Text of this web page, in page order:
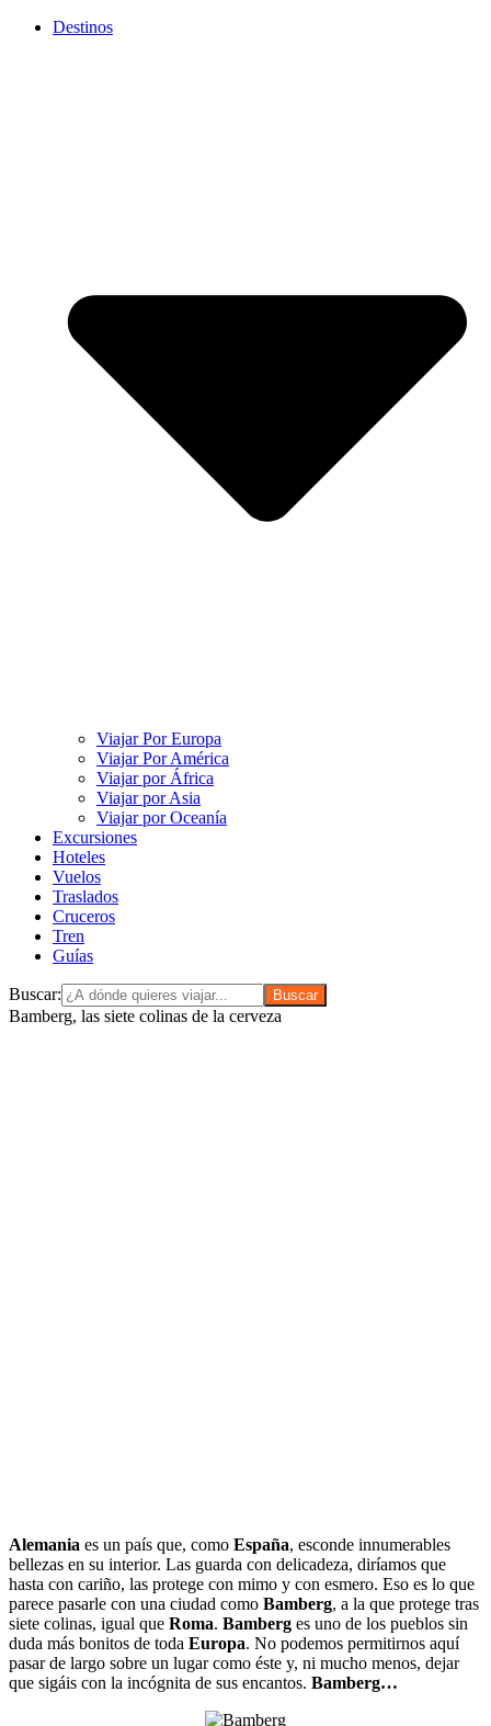
Destinos
Viajar Por Europa
Viajar Por América
Viajar por África
Viajar por Asia
Viajar por Oceanía
Excursiones
Hoteles
Vuelos
Traslados
Cruceros
Tren
Guías
Buscar:
Bamberg, las siete colinas de la cerveza
Alemania es un país que, como España, esconde innumerables
bellezas en su interior. Las guarda con delicadeza, diríamos que
hasta con cariño, las protege con mimo y con esmero. Eso es lo que
parece pasarle con una ciudad como Bamberg, a la que protege tras
siete colinas, igual que Roma. Bamberg es uno de los pueblos sin
duda más bonitos de toda Europa. No podemos permitirnos aquí
pasar de largo sobre un lugar como éste y, ni mucho menos, dejar
que sigáis con la incógnita de sus encantos. Bamberg…